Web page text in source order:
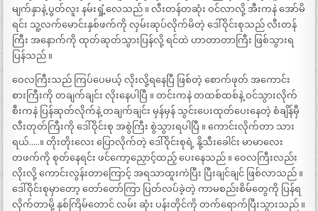
မျက်နှာနဲ့ ပွတ်လူး နမ်းရှုံ့လေသည် ။ လီးတန်တဆုံး ဝင်လာလို့ အီးကနဲ အော်မိ
ရင်း သူ့လက်မောင်းနှစ်ဖက်ကို လှမ်းဆုပ်လိုက်မိတဲ့ ဒေါ်ဝိုင်းစုသည် လီးတန်
ကြီး အနောက်ကို ထုတ်ဆုတ်သွားပြန်လို့ ရင်ထဲ ဟာတာတာကြီး ဖြစ်သွားရ
ပြန်သည် ။
ဝေလကြီးသည် ကြပ်ပေမယ့် လိုးလို့ရနေပြီ ဖြစ်တဲ့ စောက်ဖုတ် အကောင်း
စားကြီးကို တချက်ချင်း လိုးနေပါပြီ ။ တင်းကနဲ တထစ်ထစ်နဲ့ ဝင်သွားလိုက်
စီးကနဲ ပြန်ဆုတ်လိုက်နဲ့ တချက်ချင်း မှန်မှန် သွင်းပေးထုတ်ပေးနေတဲ့ စံချိန်မှီ
လီးတုတ်ကြီးကို ဒေါ်ဝိုင်းစု အစွဲကြီး စွဲသွားရပါပြီ ။ ကောင်းလိုက်တာ သား
ရယ်…..။ တိုးတိုးလေး ပြောလိုက်တဲ့ ဒေါ်ဝိုင်းစုရဲ့ နို့သီးခေါင်း မာမာလေး
တဖက်ကို စုတ်နေရင်း ဖင်ကော့ညှောင့်ထည့် ပေးနေသည် ။ ဝေလကြီးလည်း
လိုးလို့ ကောင်းလွန်းတာကြောင့် အရသာထူးကဲပြီး ပြီးချင်ချင် ဖြစ်လာသည် ။
ဒေါ်ဝိုင်းစုမှာတော့ တော်တော်ကြာ ပြတ်လပ်ခဲ့တဲ့ ကာမစည်းစိမ်တွေကို ပြန်ရ
လိုက်တာမို့ နှစ်ကြိမ်တောင် လမ်း ဆုံး ပန်းတိုင်ကို တက်ရောက်ပြီးသွားသည် ။